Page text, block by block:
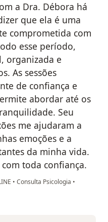
a Dra. Débora há
que ela é uma
comprometida com
esse período,
organizada e
As sessões
de confiança e
abordar até os
Seu
me ajudaram a
emoções e a
da minha vida.
toda confiança.
• Consulta Psicologia •